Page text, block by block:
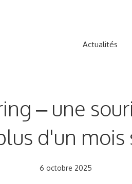
Actualités
– une
d'un
6 octobre 2025